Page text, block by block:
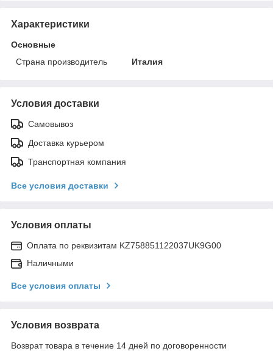
Характеристики
Основные
Страна производитель
Италия
Условия доставки
Самовывоз
Доставка курьером
Транспортная компания
Все условия доставки
Условия оплаты
Оплата по реквизитам KZ758851122037UK9G00
Наличными
Все условия оплаты
Условия возврата
Возврат товара в течение 14 дней по договоренности